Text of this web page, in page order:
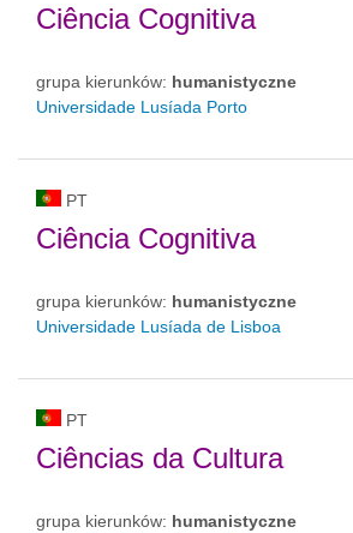
Ciência Cognitiva
grupa kierunków: humanistyczne
Universidade Lusíada Porto
PT
Ciência Cognitiva
grupa kierunków: humanistyczne
Universidade Lusíada de Lisboa
PT
Ciências da Cultura
grupa kierunków: humanistyczne